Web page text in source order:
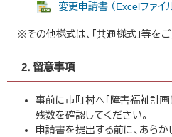
変更申請書 （Excelファイ
※その他様式は、「共通様式」等をご
2．留意事項
事前に市町村へ「障害福祉計画
残数を確認してください。
申請書を提出する前に、あら